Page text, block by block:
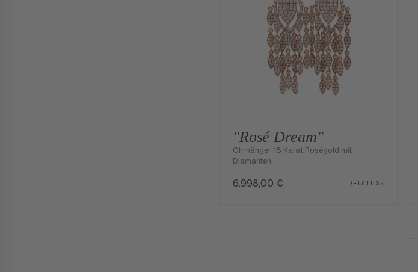
"Rosé Dream"
Ohrhänger 18 Karat Roségold mit
Diamanten
6.998,00 € DETAILS→